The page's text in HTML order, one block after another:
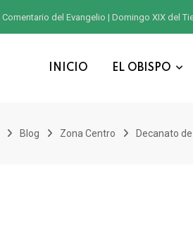
León XIV regresa al Perú: Santa Sede
INICIO EL OBISPO
Blog Zona Centro Decanato